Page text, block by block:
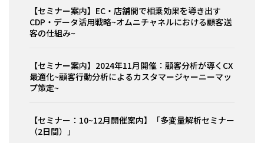
【セミナー案内】EC・店舗間で相乗効果を導き出す
CDP・データ活用戦略~オムニチャネルにおける顧客送
客の仕組み~
【セミナー案内】2024年11月開催：顧客分析が導くCX
最適化~顧客行動分析によるカスタマージャーニーマッ
プ策定~
【セミナー：10~12月開催案内】「多変量解析セミナー
（2日間）」